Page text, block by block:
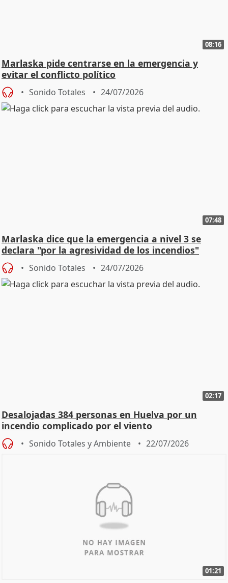
08:16
Marlaska pide centrarse en la emergencia y
evitar el conflicto político
Sonido Totales 24/07/2026
07:48
Marlaska dice que la emergencia a nivel 3 se
declara "por la agresividad de los incendios"
Sonido Totales 24/07/2026
02:17
Desalojadas 384 personas en Huelva por un
incendio complicado por el viento
Sonido Totales y Ambiente 22/07/2026
01:21